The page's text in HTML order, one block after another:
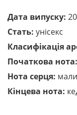
Дата випуску:
Стать: унісекс
Класифікація
Початкова нота:
Нота серця:
Кінцева нота: